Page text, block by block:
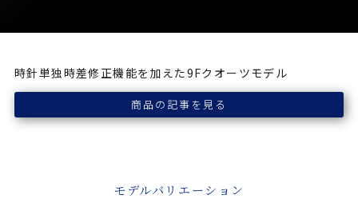
時針単独時差修正機能を加えた9Fクオーツモデル
商品の記事を見る
モデルバリエーション